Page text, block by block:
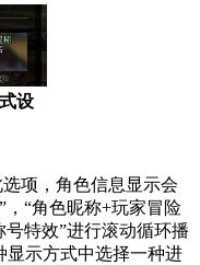
设
项，角色信息显示会
，“角色昵称+玩家冒险
号特效”进行滚动循环播
显示方式中选择一种进